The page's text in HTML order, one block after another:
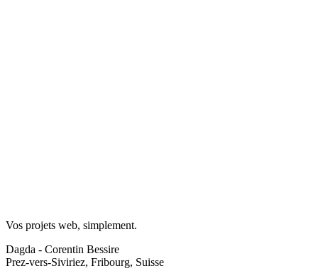
Vos projets web, simplement.
Dagda - Corentin Bessire
Prez-vers-Siviriez, Fribourg, Suisse